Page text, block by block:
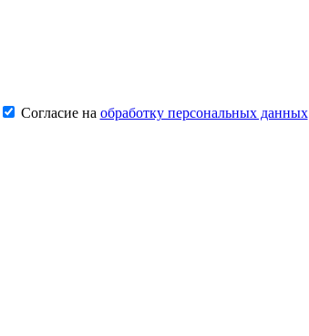
Согласие на обработку персональных данных